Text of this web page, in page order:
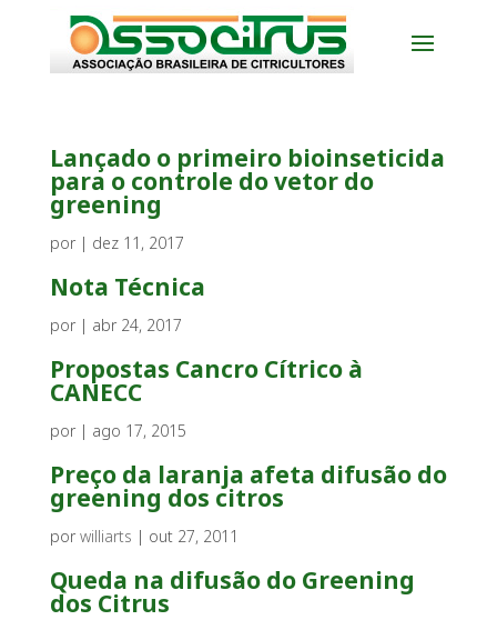
Lançado o primeiro bioinseticida
para o controle do vetor do
greening
por | dez 11, 2017
Nota Técnica
por | abr 24, 2017
Propostas Cancro Cítrico à
CANECC
por | ago 17, 2015
Preço da laranja afeta difusão do
greening dos citros
por williarts | out 27, 2011
Queda na difusão do Greening
dos Citrus